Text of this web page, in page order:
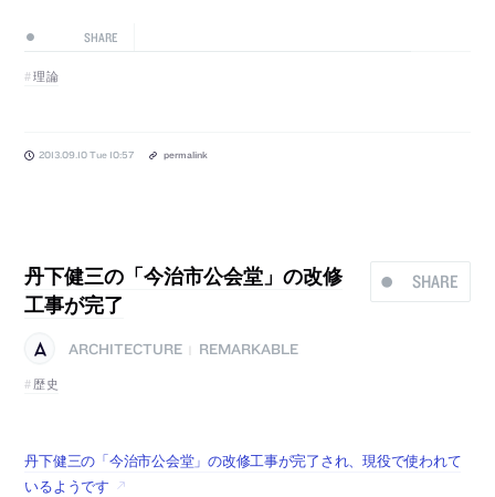
SHARE
理論
2013.09.10 Tue 10:57 permalink
SHARE
丹下健三の「今治市公会堂」の改修
工事が完了
ARCHITECTURE
REMARKABLE
歴史
丹下健三の「今治市公会堂」の改修工事が完了され、現役で使われて
いるようです